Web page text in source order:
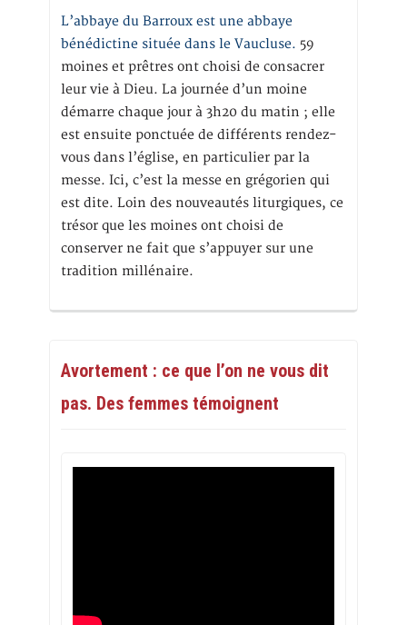
L’abbaye du Barroux est une abbaye
bénédictine située dans le Vaucluse. 59
moines et prêtres ont choisi de consacrer
leur vie à Dieu. La journée d’un moine
démarre chaque jour à 3h20 du matin ; elle
est ensuite ponctuée de différents rendez-
vous dans l’église, en particulier par la
messe. Ici, c’est la messe en grégorien qui
est dite. Loin des nouveautés liturgiques, ce
trésor que les moines ont choisi de
conserver ne fait que s’appuyer sur une
tradition millénaire.
Avortement : ce que l’on ne vous dit
pas. Des femmes témoignent